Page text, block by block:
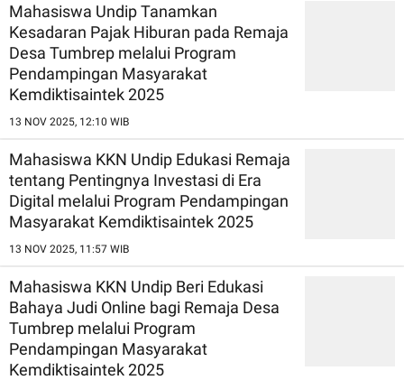
Mahasiswa Undip Tanamkan
Kesadaran Pajak Hiburan pada Remaja
Desa Tumbrep melalui Program
Pendampingan Masyarakat
Kemdiktisaintek 2025
13 NOV 2025, 12:10 WIB
Mahasiswa KKN Undip Edukasi Remaja
tentang Pentingnya Investasi di Era
Digital melalui Program Pendampingan
Masyarakat Kemdiktisaintek 2025
13 NOV 2025, 11:57 WIB
Mahasiswa KKN Undip Beri Edukasi
Bahaya Judi Online bagi Remaja Desa
Tumbrep melalui Program
Pendampingan Masyarakat
Kemdiktisaintek 2025